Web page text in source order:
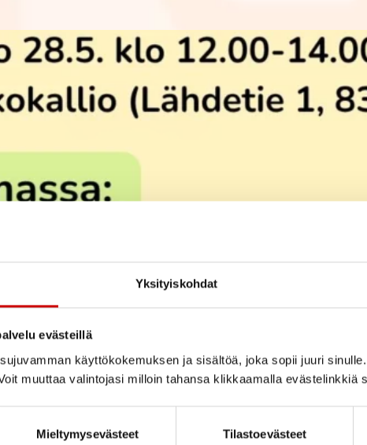
Yksityiskohdat
evästeillä
käyttökokemuksen ja sisältöä, joka sopii juuri
muuttaa valintojasi milloin tahansa klikkaamalla evästelinkkiä
Mieltymysevästeet Tilastoevästeet